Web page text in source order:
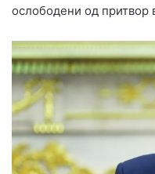
ослободени од притвор